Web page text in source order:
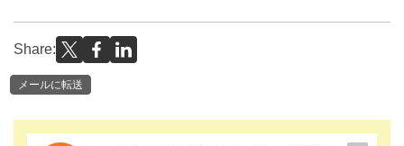
Share:
メールに転送